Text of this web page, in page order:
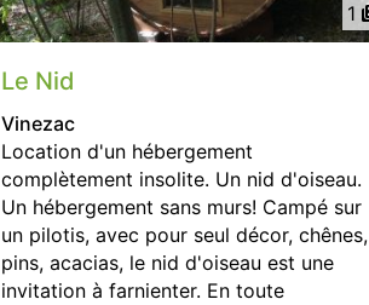
1
Le Nid
Vinezac
Location d'un hébergement
complètement insolite. Un nid d'oiseau.
Un hébergement sans murs! Campé sur
un pilotis, avec pour seul décor, chênes,
pins, acacias, le nid d'oiseau est une
invitation à farnienter. En toute